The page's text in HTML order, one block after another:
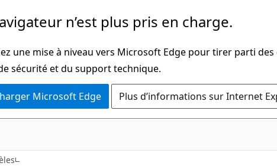
n’est plus pris en charge.
une mise à niveau vers Microsoft Edge pour tirer parti
sécurité et du support technique.
Microsoft Edge Plus d’informations sur Internet